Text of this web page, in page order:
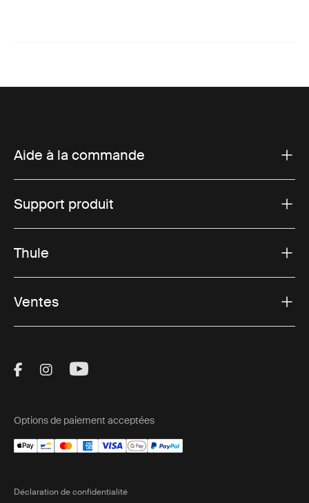
Aide à la commande
Support produit
Thule
Ventes
Visit Thule on Facebook (external link)
Visit Thule on Instagram (external link)
Visit Thule on Youtube (external
Options de paiement acceptées
Déclaration de confidentialité